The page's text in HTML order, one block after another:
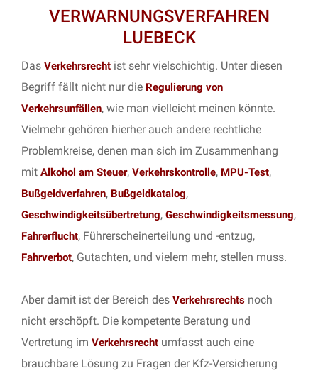
VERWARNUNGSVERFAHREN
LUEBECK
Das Verkehrsrecht ist sehr vielschichtig. Unter diesen
Begriff fällt nicht nur die Regulierung von
Verkehrsunfällen, wie man vielleicht meinen könnte.
Vielmehr gehören hierher auch andere rechtliche
Problemkreise, denen man sich im Zusammenhang
mit Alkohol am Steuer, Verkehrskontrolle, MPU-Test,
Bußgeldverfahren, Bußgeldkatalog,
Geschwindigkeitsübertretung, Geschwindigkeitsmessung,
Fahrerflucht, Führerscheinerteilung und -entzug,
Fahrverbot, Gutachten, und vielem mehr, stellen muss.
Aber damit ist der Bereich des Verkehrsrechts noch
nicht erschöpft. Die kompetente Beratung und
Vertretung im Verkehrsrecht umfasst auch eine
brauchbare Lösung zu Fragen der Kfz-Versicherung